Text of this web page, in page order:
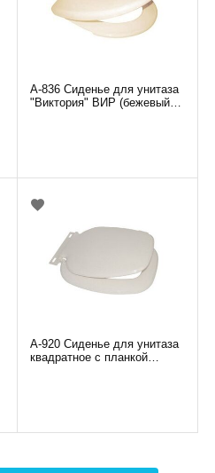
А-836 Сиденье для унитаза
"Виктория" ВИР (бежевый
А-920 Сиденье для унитаза
квадратное с планкой